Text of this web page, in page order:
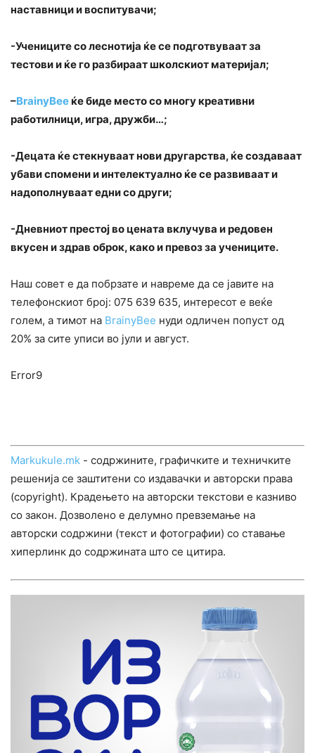
наставници и воспитувачи;
-Учениците со леснотија ќе се подготвуваат за
тестови и ќе го разбираат школскиот материјал;
–BrainyBeeќе биде место со многу креативни
работилници, игра, дружби…;
-Децата ќе стекнуваат нови другарства, ќе создаваат
убави спомени и интелектуално ќе се развиваат и
надополнуваат едни со други;
-Дневниот престој во цената вклучува и редовен
вкусен и здрав оброк, како и превоз за учениците.
Наш совет е да побрзате и навреме да се јавите на
телефонскиот број: 075 639 635, интересот е веќе
голем, а тимот на BrainyBee нуди одличен попуст од
20% за сите уписи во јули и август.
Error9
Markukule.mk - содржините, графичките и техничките
решенија се заштитени со издавачки и авторски права
(copyright). Крадењето на авторски текстови е казниво
со закон. Дозволено е делумно превземање на
авторски содржини (текст и фотографии) со ставање
хиперлинк до содржината што се цитира.